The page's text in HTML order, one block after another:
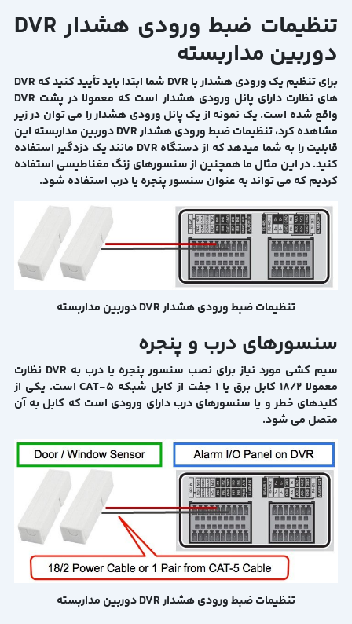
تنظیمات ضبط ورودی هشدار DVR
دوربین مداربسته
برای تنظیم یک ورودی هشدار با DVR شما ابتدا باید تأیید کنید که DVR
های نظارت دارای پانل ورودی هشدار است که معمولا در پشت DVR
واقع شده است. یک نمونه از یک پانل ورودی هشدار را می توان در زیر
مشاهده کرد، تنظیمات ضبط ورودی هشدار DVR دوربین مداربسته این
قابلیت را به شما میدهد که از دستگاه DVR مانند یک دزدگیر استفاده
کنید. در این مثال ما همچنین از سنسورهای زنگ مغناطیسی استفاده
کردیم که می تواند به عنوان سنسور پنجره یا درب استفاده شود.
تنظیمات ضبط ورودی هشدار DVR دوربین مداربسته
سنسورهای درب و پنجره
سیم کشی مورد نیاز برای نصب سنسور پنجره یا درب به DVR نظارت
معمولا 18/2 کابل برق یا 1 جفت از کابل شبکه CAT-5 است. یکی از
کلیدهای خطر و یا سنسورهای درب دارای ورودی است که کابل به آن
متصل می شود.
تنظیمات ضبط ورودی هشدار DVR دوربین مداربسته